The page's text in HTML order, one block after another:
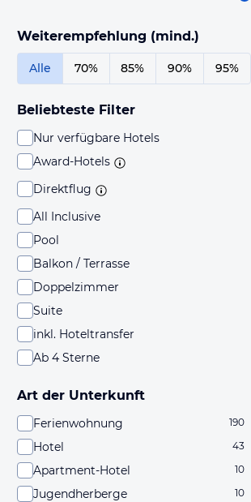
Weiterempfehlung (mind.)
Alle 70% 85% 90% 95%
Beliebteste Filter
Nur verfügbare Hotels
Award-Hotels
Direktflug
All Inclusive
Pool
Balkon / Terrasse
Doppelzimmer
Suite
inkl. Hoteltransfer
Ab 4 Sterne
Art der Unterkunft
Ferienwohnung 190
Hotel 43
Apartment-Hotel 10
Jugendherberge 10